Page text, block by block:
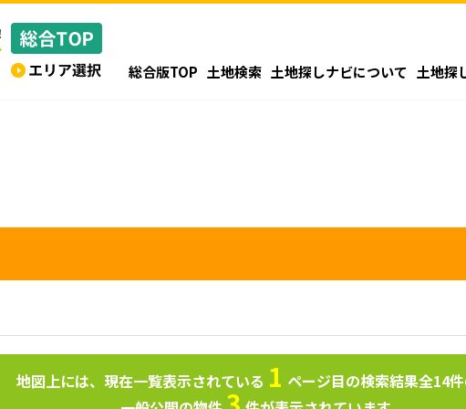
総合版TOP 土地検索 土地探しナビについて 土地探
地図上には、現在一覧表示されている 1 ページ目の検索結果全14